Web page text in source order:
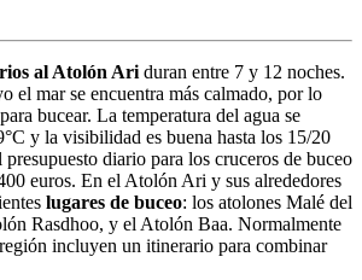
al Atolón Ari duran entre 7 y 12 noches.
el mar se encuentra más calmado, por lo
bucear. La temperatura del agua se
y la visibilidad es buena hasta los 15/20
diario para los cruceros de buceo
euros. En el Atolón Ari y sus alrededores
lugares de buceo: los atolones Malé del
Rasdhoo, y el Atolón Baa. Normalmente
incluyen un itinerario para combinar